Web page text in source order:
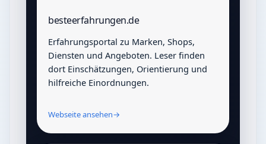
besteerfahrungen.de
Erfahrungsportal zu Marken, Shops,
Diensten und Angeboten. Leser finden
dort Einschätzungen, Orientierung und
hilfreiche Einordnungen.
Webseite ansehen→